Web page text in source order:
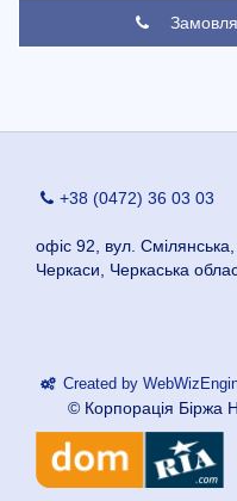
+38 (0472) 36 03 03
офіс 92, вул. Смілянська,
Черкаси, Черкаська
Created by
© Корпорація Біржа